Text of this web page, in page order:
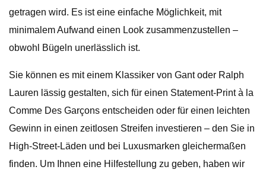
getragen wird. Es ist eine einfache Möglichkeit, mit
minimalem Aufwand einen Look zusammenzustellen –
obwohl Bügeln unerlässlich ist.
Sie können es mit einem Klassiker von Gant oder Ralph
Lauren lässig gestalten, sich für einen Statement-Print à la
Comme Des Garçons entscheiden oder für einen leichten
Gewinn in einen zeitlosen Streifen investieren – den Sie in
High-Street-Läden und bei Luxusmarken gleichermaßen
finden. Um Ihnen eine Hilfestellung zu geben, haben wir